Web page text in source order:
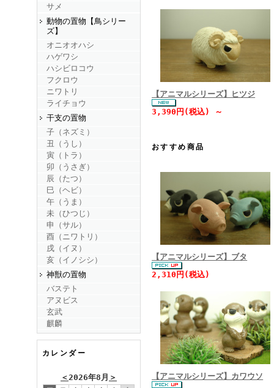
サメ
動物の置物【鳥シリー
ズ】
オニオオハシ
ハゲワシ
ハシビロコウ
フクロウ
ニワトリ
ライチョウ
干支の置物
子（ネズミ）
丑（うし）
寅（トラ）
卯（うさぎ）
辰（たつ）
巳（ヘビ）
午（うま）
未（ひつじ）
申（サル）
酉（ニワトリ）
戌（イヌ）
亥（イノシシ）
神獣の置物
バステト
アヌビス
玄武
麒麟
カレンダー
＜2026年8月 ＞
【アニマルシリーズ】ヒツジ
3,390円(税込) ～
おすすめ商品
【アニマルシリーズ】ブタ
2,310円(税込)
【アニマルシリーズ】カワウソ